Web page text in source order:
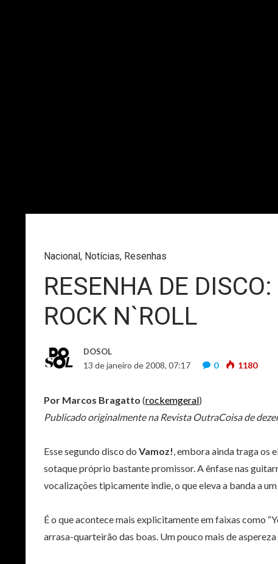
Nacional, Notícias, Resenhas
RESENHA DE
ROCK N`ROLL
DOSOL
13 de janeiro de 2008, 07:17 0 1180
Por Marcos Bragatto (rockemgeral)
Publicado originalmente na Revista OutraCoisa de
Esse segundo disco do Vamoz!, embora ainda traga os
sotaque próprio bastante promissor. A ênfase nas
vocalizações tipicamente indie, o que eleva a banda a
É o que acontece mais explicitamente em faixas como
arrasa-quarteirão das boas. Um pouco mais de